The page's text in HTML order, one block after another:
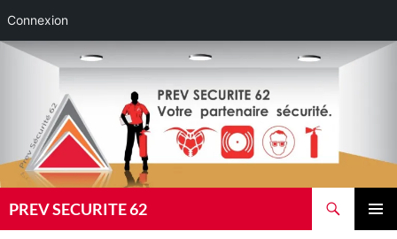
Connexion
Aller
PREV SECURITE 62